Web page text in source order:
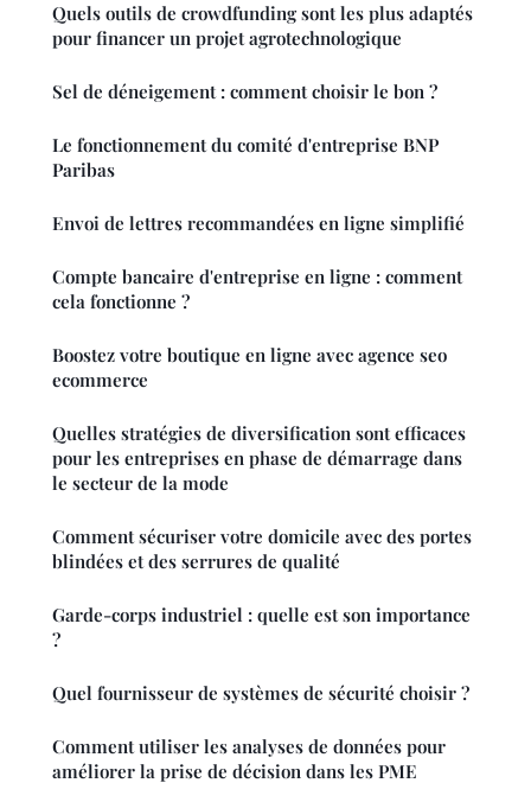
Quels outils de crowdfunding sont les plus adaptés
pour financer un projet agrotechnologique
Sel de déneigement : comment choisir le bon ?
Le fonctionnement du comité d'entreprise BNP
Paribas
Envoi de lettres recommandées en ligne simplifié
Compte bancaire d'entreprise en ligne : comment
cela fonctionne ?
Boostez votre boutique en ligne avec agence seo
ecommerce
Quelles stratégies de diversification sont efficaces
pour les entreprises en phase de démarrage dans
le secteur de la mode
Comment sécuriser votre domicile avec des portes
blindées et des serrures de qualité
Garde-corps industriel : quelle est son importance
?
Quel fournisseur de systèmes de sécurité choisir ?
Comment utiliser les analyses de données pour
améliorer la prise de décision dans les PME